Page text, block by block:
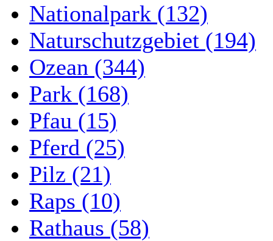
Nationalpark (132)
Naturschutzgebiet (194)
Ozean (344)
Park (168)
Pfau (15)
Pferd (25)
Pilz (21)
Raps (10)
Rathaus (58)